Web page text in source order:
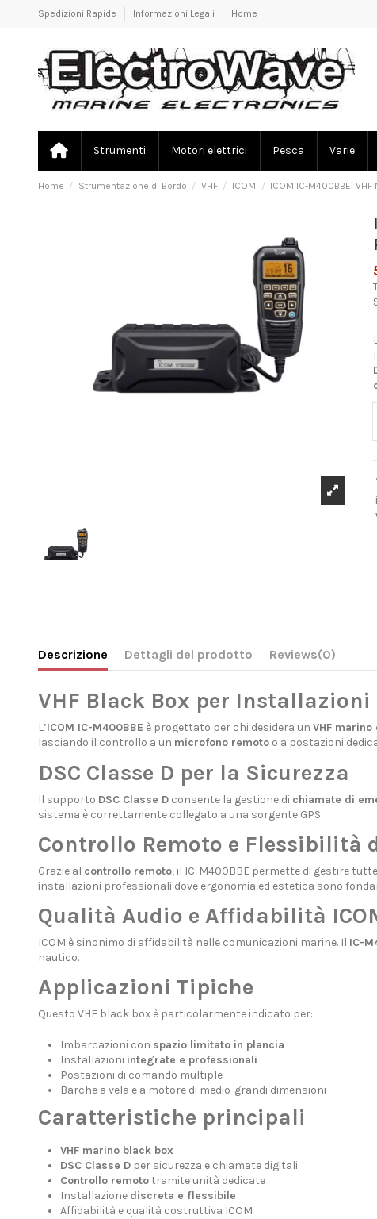
Spedizioni Rapide Informazioni Legali Home
Strumenti Motori elettrici Pesca Varie
Home Strumentazione di Bordo VHF ICOM ICOM IC-M400BBE:
Descrizione Dettagli del prodotto Reviews(0)
VHF Black Box per
L’ICOM IC-M400BBE è progettato per chi desidera un VHF
lasciando il controllo a un microfono remotoo a postazioni
DSC Classe D per la Sicurezza
Il supporto DSC Classe Dconsente la gestione di chiamate di
sistema è correttamente collegato a una sorgente GPS.
Controllo Remoto e Flessibilità
Grazie al controllo remoto, il IC-M400BBE permette di gestire
installazioni professionali dove ergonomia ed estetica sono
Qualità Audio e Affidabilità
ICOM è sinonimo di affidabilità nelle comunicazioni marine. Il IC-
nautico.
Applicazioni Tipiche
Questo VHF black box è particolarmente indicato per:
Imbarcazioni con spazio limitato in plancia
Installazioni integrate e professionali
Postazioni di comando multiple
Barche a vela e a motore di medio-grandi dimensioni
Caratteristiche principali
VHF marino black box
DSC Classe Dper sicurezza e chiamate digitali
Controllo remototramite unità dedicate
Installazione discreta e flessibile
Affidabilità e qualità costruttiva ICOM